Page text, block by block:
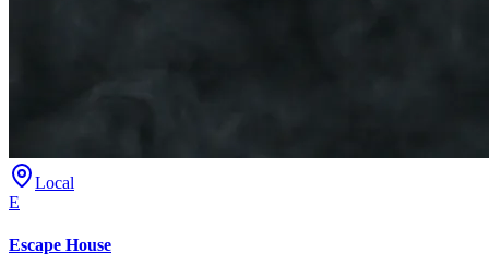
Local
E
Escape House